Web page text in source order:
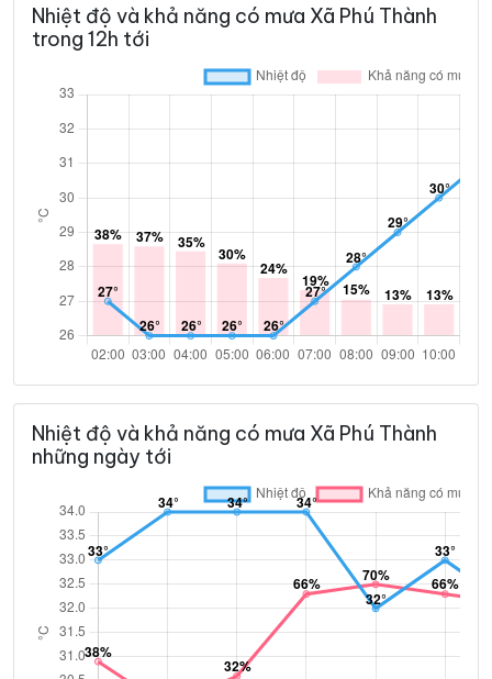
Nhiệt độ và khả năng có mưa Xã Phú Thành
trong 12h tới
Nhiệt độ và khả năng có mưa Xã Phú Thành
những ngày tới